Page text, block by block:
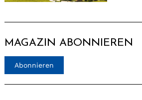
MAGAZIN ABONNIEREN
Abonnieren